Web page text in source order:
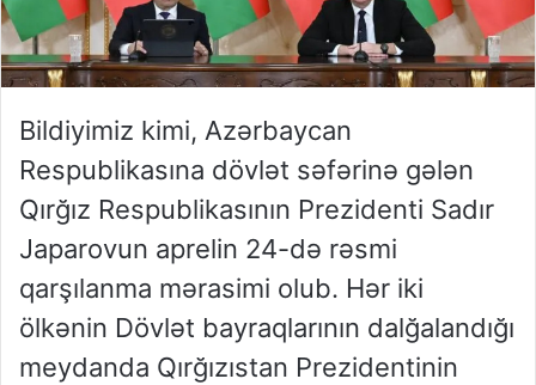
Bildiyimiz kimi, Azərbaycan
Respublikasına dövlət səfərinə gələn
Qırğız Respublikasının Prezidenti Sadır
Japarovun aprelin 24-də rəsmi
qarşılanma mərasimi olub. Hər iki
ölkənin Dövlət bayraqlarının dalğalandığı
meydanda Qırğızıstan Prezidentinin